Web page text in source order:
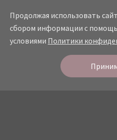
СТУДИЯ
Продолжая использовать
сбором информации с
условиями Политики